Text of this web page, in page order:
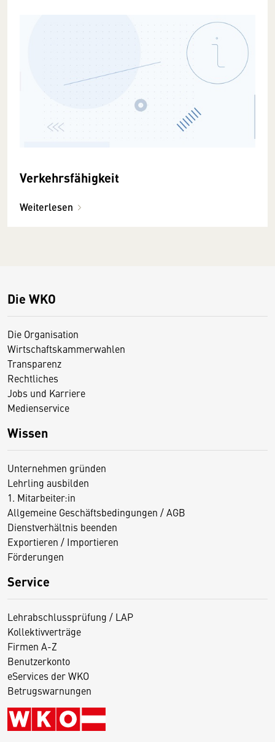
Verkehrsfähigkeit
Weiterlesen
Die WKO
Die Organisation
Wirtschaftskammerwahlen
Transparenz
Rechtliches
Jobs und Karriere
Medienservice
Wissen
Unternehmen gründen
Lehrling ausbilden
1. Mitarbeiter:in
Allgemeine Geschäftsbedingungen / AGB
Dienstverhältnis beenden
Exportieren / Importieren
Förderungen
Service
Lehrabschlussprüfung / LAP
Kollektivverträge
Firmen A-Z
Benutzerkonto
eServices der WKO
Betrugswarnungen